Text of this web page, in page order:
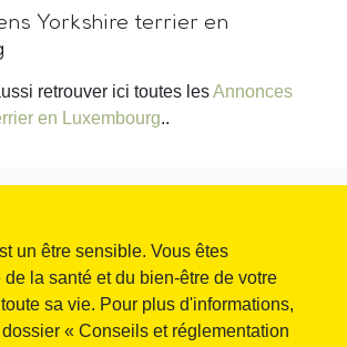
Yorkshire terrier en
retrouver ici toutes lesAnnonces
en Luxembourg..
un être sensible. Vous êtes
la santé et du bien-être de votre
sa vie. Pour plus d'informations,
« Conseils et réglementation